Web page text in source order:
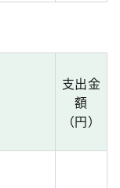
支出金
額
（円）